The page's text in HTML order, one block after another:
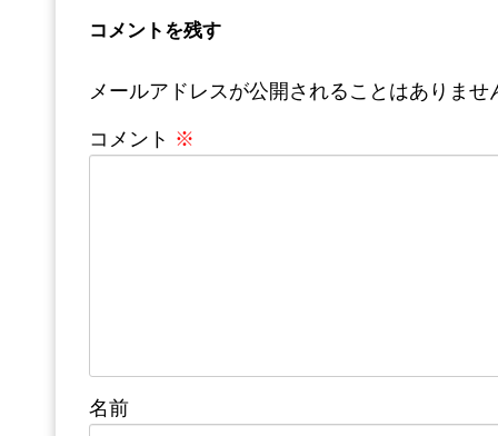
コメントを残す
メールアドレスが公開されることはありませ
コメント ※
名前